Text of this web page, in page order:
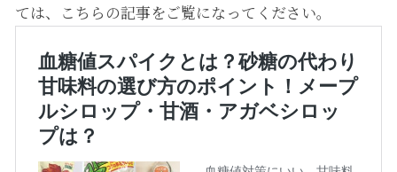
ては、こちらの記事をご覧になってください。